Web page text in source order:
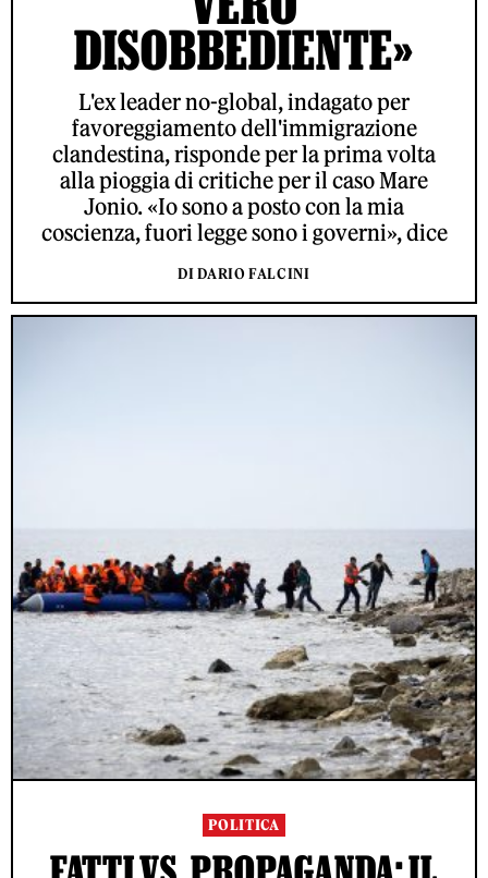
DISOBBEDIENTE»
L'ex leader no-global, indagato per
favoreggiamento dell'immigrazione
clandestina, risponde per la prima volta
alla pioggia di critiche per il caso Mare
Jonio. «Io sono a posto con la mia
coscienza, fuori legge sono i governi», dice
DI DARIO FALCINI
POLITICA